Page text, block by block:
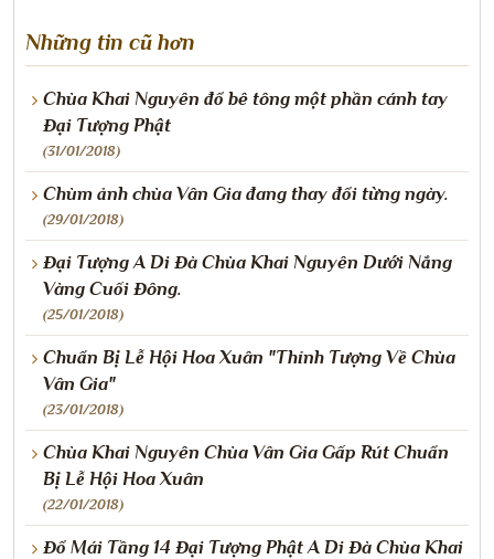
Những tin cũ hơn
Chùa Khai Nguyên đổ bê tông một phần cánh tay
Đại Tượng Phật
(31/01/2018)
Chùm ảnh chùa Vân Gia đang thay đổi từng ngày.
(29/01/2018)
Đại Tượng A Di Đà Chùa Khai Nguyên Dưới Nắng
Vàng Cuối Đông.
(25/01/2018)
Chuẩn Bị Lễ Hội Hoa Xuân "Thỉnh Tượng Về Chùa
Vân Gia"
(23/01/2018)
Chùa Khai Nguyên Chùa Vân Gia Gấp Rút Chuẩn
Bị Lễ Hội Hoa Xuân
(22/01/2018)
Đổ Mái Tầng 14 Đại Tượng Phật A Di Đà Chùa Khai